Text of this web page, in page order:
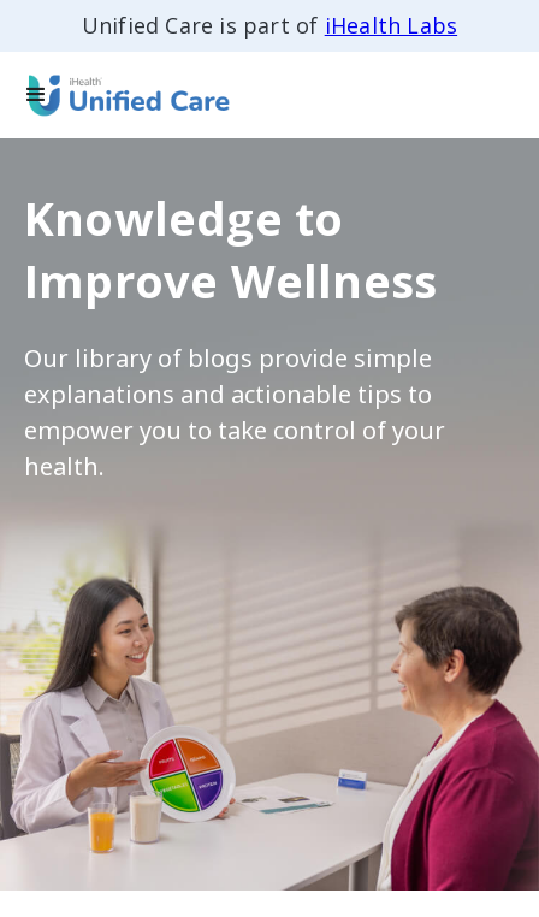
Unified Care is part of iHealth Labs
Knowledge to
Improve Wellness
Our library of blogs provide simple
explanations and actionable tips to
empower you to take control of your
health.